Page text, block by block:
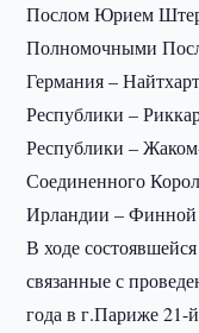
Послом Юрием
Полномочными
Германия –
Республики –
Республики –
Соединенного
Ирландии –
В ходе
связанные с
года в г.Париже 21-